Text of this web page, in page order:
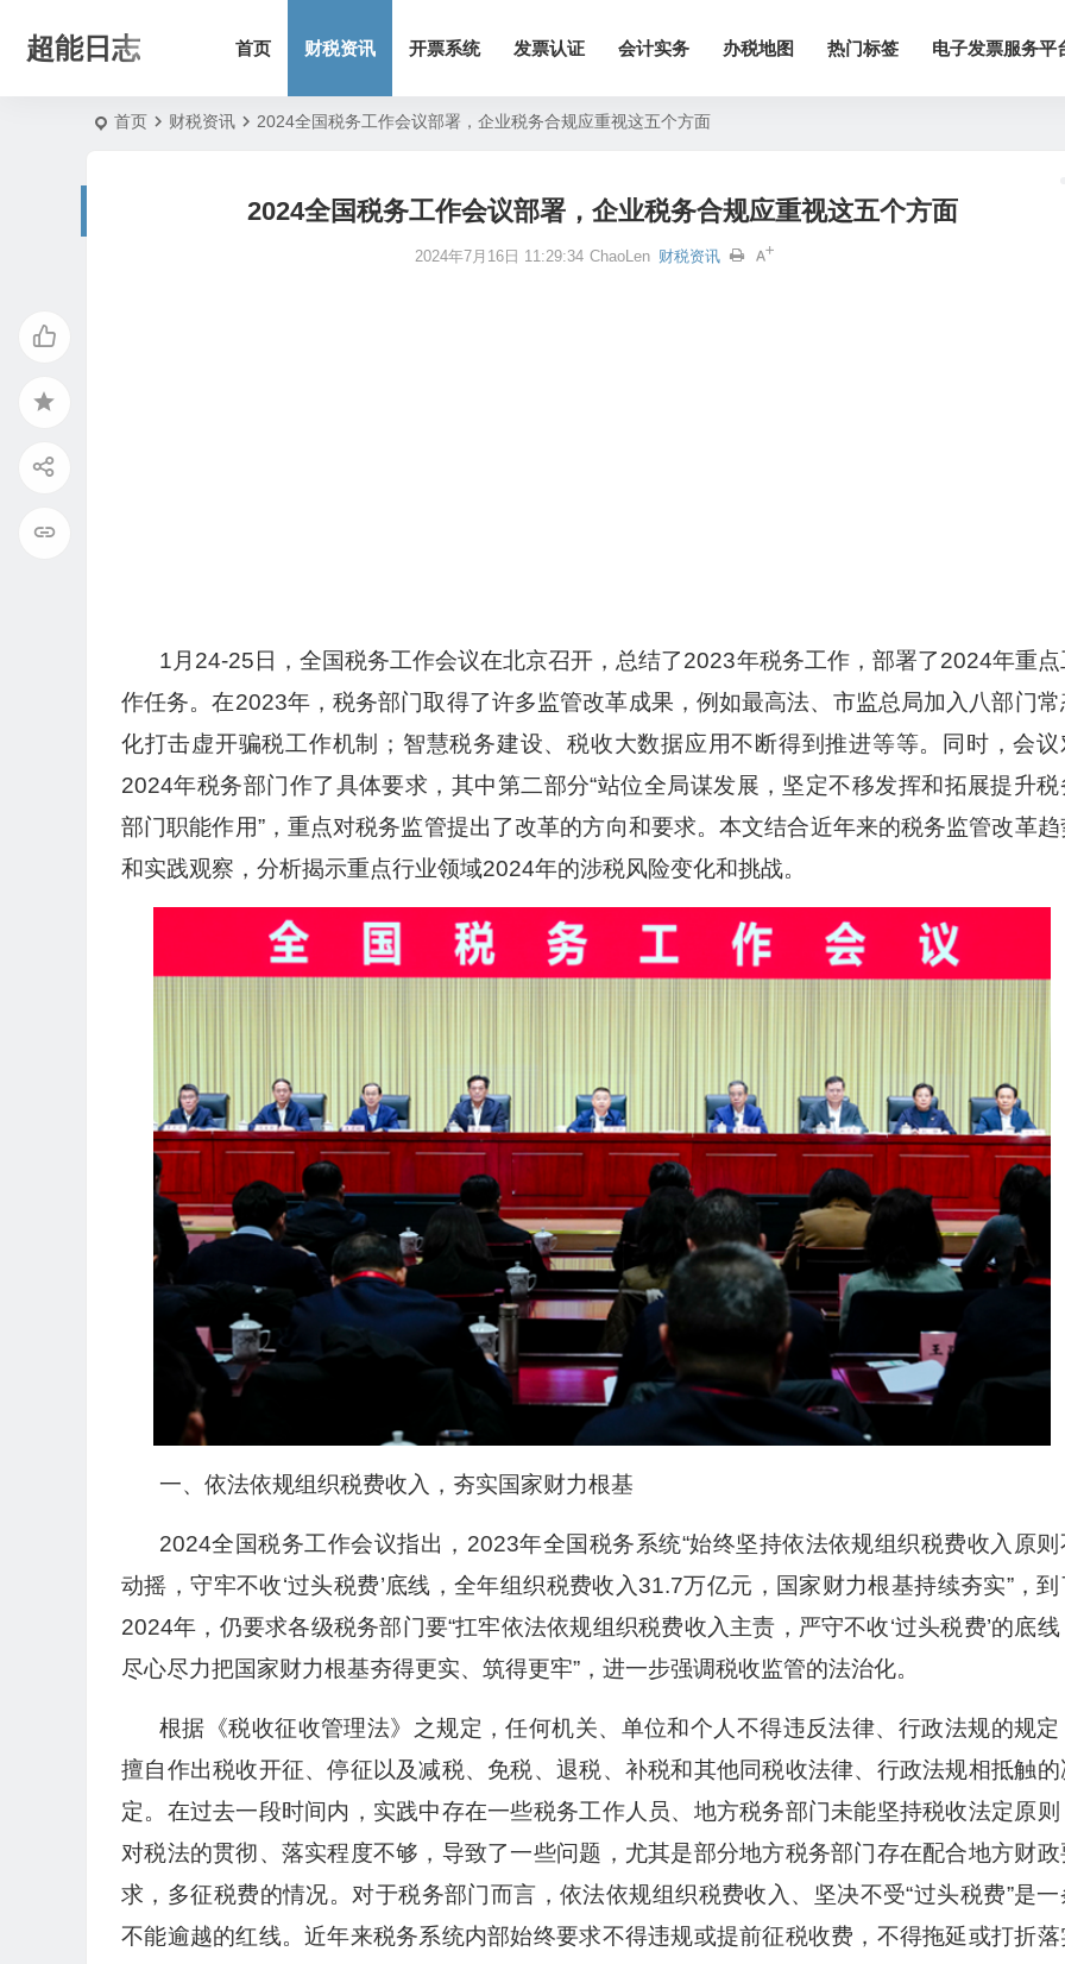
超能日志 首页 财税资讯 开票系统 发票认证 会计实务 办税地图 热门标签 电子发票服务平
首页 财税资讯 2024全国税务工作会议部署，企业税务合规应重视这五个方面
2024全国税务工作会议部署，企业税务合规应重视这五个方面
2024年7月16日 11:29:34 ChaoLen 财税资讯
1月24-25日，全国税务工作会议在北京召开，总结了2023年税务工作，部署了2024年重点
作任务。在2023年，税务部门取得了许多监管改革成果，例如最高法、市监总局加入八部门常
化打击虚开骗税工作机制；智慧税务建设、税收大数据应用不断得到推进等等。同时，会议
2024年税务部门作了具体要求，其中第二部分“站位全局谋发展，坚定不移发挥和拓展提升税
部门职能作用”，重点对税务监管提出了改革的方向和要求。本文结合近年来的税务监管改革趋
和实践观察，分析揭示重点行业领域2024年的涉税风险变化和挑战。
一、依法依规组织税费收入，夯实国家财力根基
2024全国税务工作会议指出，2023年全国税务系统“始终坚持依法依规组织税费收入原则
动摇，守牢不收‘过头税费’底线，全年组织税费收入31.7万亿元，国家财力根基持续夯实”，到
2024年，仍要求各级税务部门要“扛牢依法依规组织税费收入主责，严守不收‘过头税费’的底线
尽心尽力把国家财力根基夯得更实、筑得更牢”，进一步强调税收监管的法治化。
根据《税收征收管理法》之规定，任何机关、单位和个人不得违反法律、行政法规的规定
擅自作出税收开征、停征以及减税、免税、退税、补税和其他同税收法律、行政法规相抵触的
定。在过去一段时间内，实践中存在一些税务工作人员、地方税务部门未能坚持税收法定原则
对税法的贯彻、落实程度不够，导致了一些问题，尤其是部分地方税务部门存在配合地方财政
求，多征税费的情况。对于税务部门而言，依法依规组织税费收入、坚决不受“过头税费”是一
不能逾越的红线。近年来税务系统内部始终要求不得违规或提前征税收费，不得拖延或打折落